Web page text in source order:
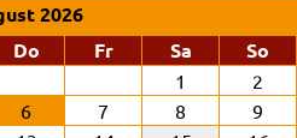
2026
Donnerstag
Freitag SamstagSo
1
2
6 7 8
9